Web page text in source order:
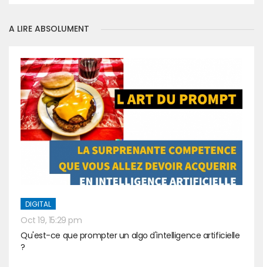
A LIRE ABSOLUMENT
DIGITAL
Oct 19, 15:29 pm
Qu'est-ce que prompter un algo d'intelligence artificielle
?